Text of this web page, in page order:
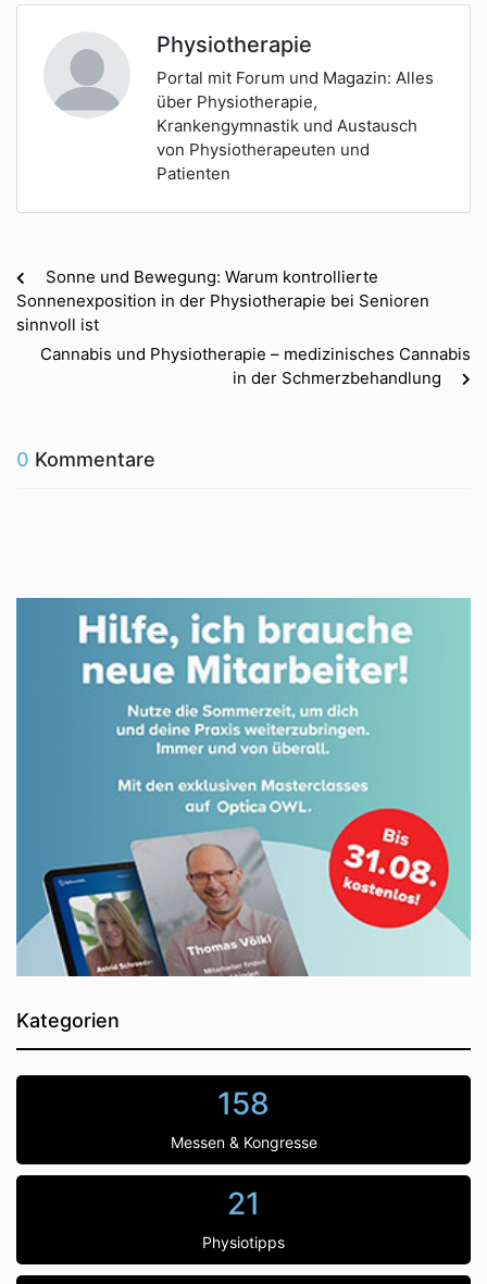
Physiotherapie
Portal mit Forum und Magazin: Alles
über Physiotherapie,
Krankengymnastik und Austausch
von Physiotherapeuten und
Patienten
Sonne und Bewegung: Warum kontrollierte
Sonnenexposition in der Physiotherapie bei Senioren
sinnvoll ist
Cannabis und Physiotherapie – medizinisches Cannabis
in der Schmerzbehandlung
0 Kommentare
Kategorien
158
Messen & Kongresse
21
Physiotipps